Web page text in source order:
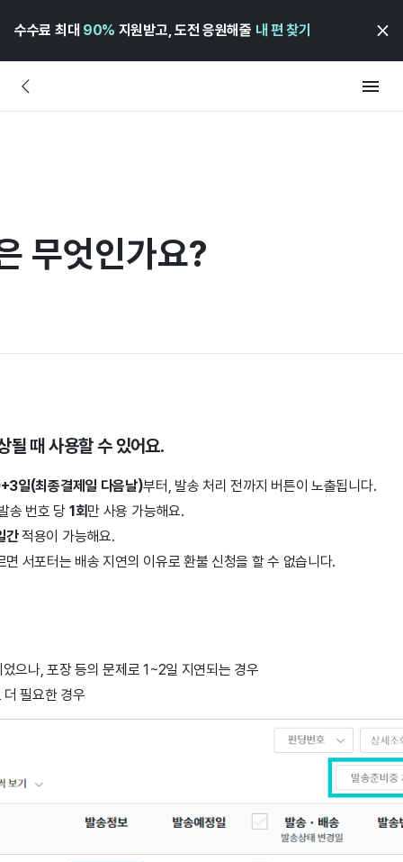
수수료 최대 90% 지원받고, 도전 응원해줄 내 편 찾기
무엇인가요?
될 때 사용할 수 있어요.
일(최종결제일 다음날)부터, 발송 처리 전까지 버튼이 노출됩니다.
송 번호 당 1회 만 사용 가능해요.
간적용이 가능해요.
면 서포터는 배송 지연의 이유로 환불 신청을 할 수 없습니다.
으나, 포장 등의 문제로 1~2일 지연되는 경우
필요한 경우